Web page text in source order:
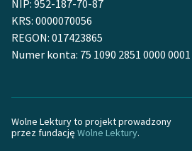
Lektur
O nas
O projekcie
Zespół
NIP: 952-187-70-87
KRS: 0000070056
REGON: 017423865
Numer konta: 75 1090 2851 0000
Wolne Lektury to projekt prowadzony
przez fundację Wolne Lektury.